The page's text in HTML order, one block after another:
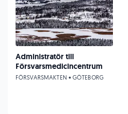
Administratör till
Försvarsmedicincentrum
FÖRSVARSMAKTEN • GÖTEBORG